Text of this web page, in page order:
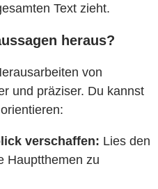
Text zieht.
heraus?
von
und präziser. Du kannst
verschaffen: Lies den
Hauptthemen zu